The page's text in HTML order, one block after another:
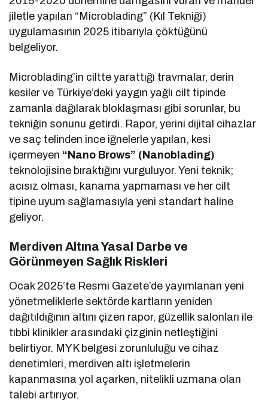
jiletle yapılan “Microblading” (Kıl Tekniği)
uygulamasının 2025 itibarıyla çöktüğünü
belgeliyor.
Microblading’in ciltte yarattığı travmalar, derin
kesiler ve Türkiye’deki yaygın yağlı cilt tipinde
zamanla dağılarak bloklaşması gibi sorunlar, bu
tekniğin sonunu getirdi. Rapor, yerini dijital cihazlar
ve saç telinden ince iğnelerle yapılan, kesi
içermeyen “Nano Brows” (Nanoblading)
teknolojisine bıraktığını vurguluyor. Yeni teknik;
acısız olması, kanama yapmaması ve her cilt
tipine uyum sağlamasıyla yeni standart haline
geliyor.
Merdiven Altına Yasal Darbe ve
Görünmeyen Sağlık Riskleri
Ocak 2025’te Resmi Gazete’de yayımlanan yeni
yönetmeliklerle sektörde kartların yeniden
dağıtıldığının altını çizen rapor, güzellik salonları ile
tıbbi klinikler arasındaki çizginin netleştiğini
belirtiyor. MYK belgesi zorunluluğu ve cihaz
denetimleri, merdiven altı işletmelerin
kapanmasına yol açarken, nitelikli uzmana olan
talebi artırıyor.